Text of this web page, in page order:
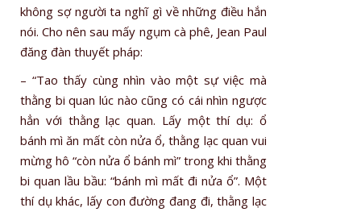
không sợ người ta nghĩ gì về những điều hắn
nói. Cho nên sau mấy ngụm cà phê, Jean Paul
đăng đàn thuyết pháp:
– “Tao thấy cùng nhìn vào một sự việc mà
thằng bi quan lúc nào cũng có cái nhìn ngược
hẳn với thằng lạc quan. Lấy một thí dụ: ổ
bánh mì ăn mất còn nửa ổ, thằng lạc quan vui
mừng hô “còn nửa ổ bánh mì” trong khi thằng
bi quan lầu bầu: “bánh mì mất đi nửa ổ”. Một
thí dụ khác, lấy con đường đang đi, thằng lạc